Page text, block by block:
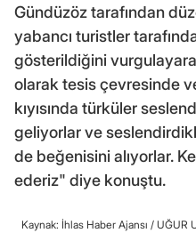
Gündüzöz tarafından
yabancı turistler
gösterildiğini
olarak tesis çevresinde
kıyısında türküler
geliyorlar ve
de beğenisini alıyorlar.
ederiz" diye konuştu.
Kaynak: İhlas Haber Ajansı / UĞUR